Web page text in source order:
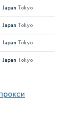
Japan Tokyo
Japan Tokyo
Japan Tokyo
Japan Tokyo